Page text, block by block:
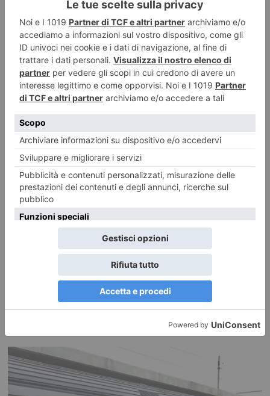
Emergenza idrica, Piemonte e Liguria puntano sugli invasi
«Opere strategiche di interesse nazionale» L’emergenza acqua e la
necessità di programmare nuove infrastrutture per garantire
Lite sulla strada, poi l’auto contro il gruppo: sei ciclisti feriti
a Lanzo, uno grave